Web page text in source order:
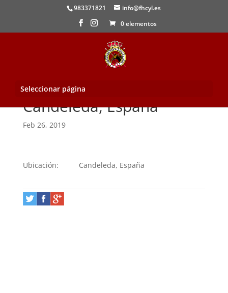
983371821
info@fhcyl.es
0 elementos
Seleccionar página
Candeleda, España
Feb 26, 2019
Ubicación: Candeleda, España